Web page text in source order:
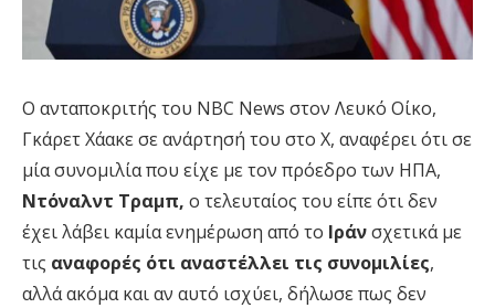
Ο ανταποκριτής του NBC News στον Λευκό Οίκο,
Γκάρετ Χάακε σε ανάρτησή του στο Χ, αναφέρει ότι σε
μία συνομιλία που είχε με τον πρόεδρο των ΗΠΑ,
Ντόναλντ Τραμπ, ο τελευταίος του είπε ότι δεν
έχει λάβει καμία ενημέρωση από το Ιράνσχετικά με
τις αναφορές ότι αναστέλλει τις συνομιλίες,
αλλά ακόμα και αν αυτό ισχύει, δήλωσε πως δεν